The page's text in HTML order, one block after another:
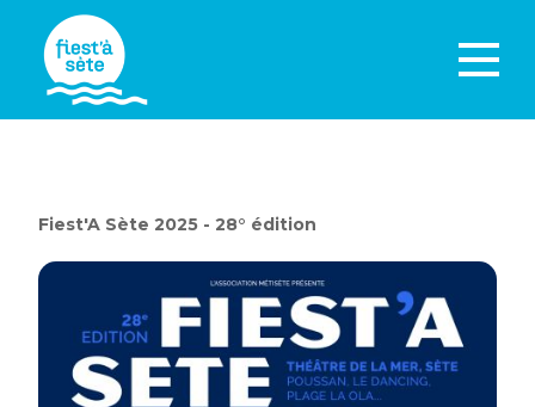
Fiest'A Sète 2025 - 28° édition